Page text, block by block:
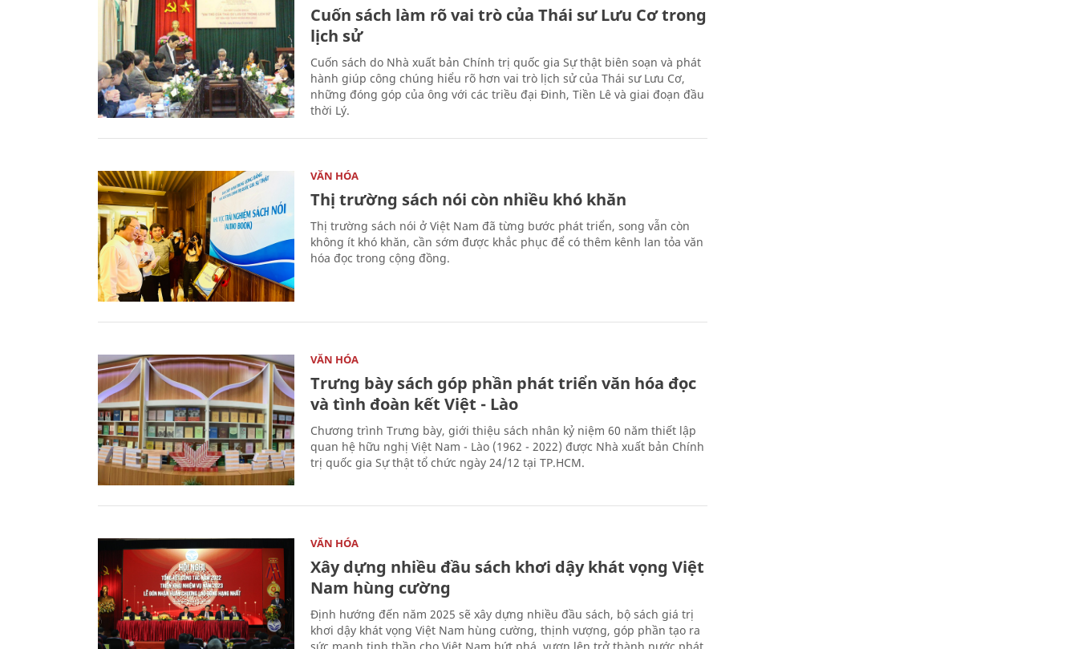
Cuốn sách làm rõ vai trò của Thái sư Lưu Cơ trong
lịch sử
Cuốn sách do Nhà xuất bản Chính trị quốc gia Sự thật biên soạn và phát
hành giúp công chúng hiểu rõ hơn vai trò lịch sử của Thái sư Lưu Cơ,
những đóng góp của ông với các triều đại Đinh, Tiền Lê và giai đoạn đầu
thời Lý.
VĂN HÓA
Thị trường sách nói còn nhiều khó khăn
Thị trường sách nói ở Việt Nam đã từng bước phát triển, song vẫn còn
không ít khó khăn, cần sớm được khắc phục để có thêm kênh lan tỏa văn
hóa đọc trong cộng đồng.
VĂN HÓA
Trưng bày sách góp phần phát triển văn hóa đọc
và tình đoàn kết Việt - Lào
Chương trình Trưng bày, giới thiệu sách nhân kỷ niệm 60 năm thiết lập
quan hệ hữu nghị Việt Nam - Lào (1962 - 2022) được Nhà xuất bản Chính
trị quốc gia Sự thật tổ chức ngày 24/12 tại TP.HCM.
VĂN HÓA
Xây dựng nhiều đầu sách khơi dậy khát vọng Việt
Nam hùng cường
Định hướng đến năm 2025 sẽ xây dựng nhiều đầu sách, bộ sách giá trị
khơi dậy khát vọng Việt Nam hùng cường, thịnh vượng, góp phần tạo ra